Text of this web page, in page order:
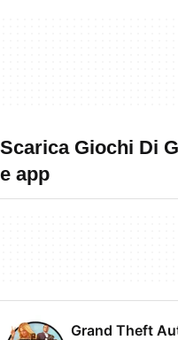
Scarica Giochi Di
e app
Grand Theft